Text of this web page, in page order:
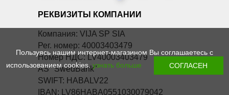
Пользуясь нашим интернет-магазином Вы соглашаетесь с
использованием cookies.узнать больше
РЕКВИЗИТЫ КОМПАНИИ
Компания: VIJA SP SIA
Рег. номер: 40003403479
Номер НДС: LV40003403479
AS "SwedBank"
SWIFT: HABALV22
IBAN: LV86HABA0551030079042